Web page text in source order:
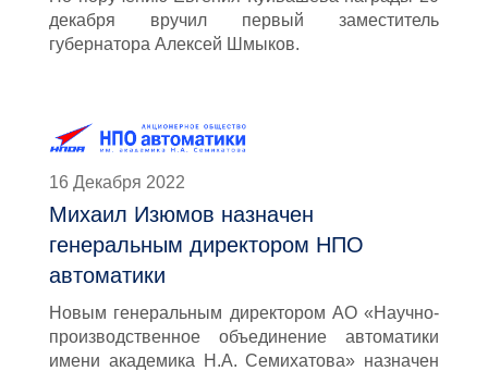
декабря вручил первый заместитель
губернатора Алексей Шмыков.
16 Декабря 2022
Михаил Изюмов назначен
генеральным директором НПО
автоматики
Новым генеральным директором АО «Научно-
производственное объединение автоматики
имени академика Н.А. Семихатова» назначен